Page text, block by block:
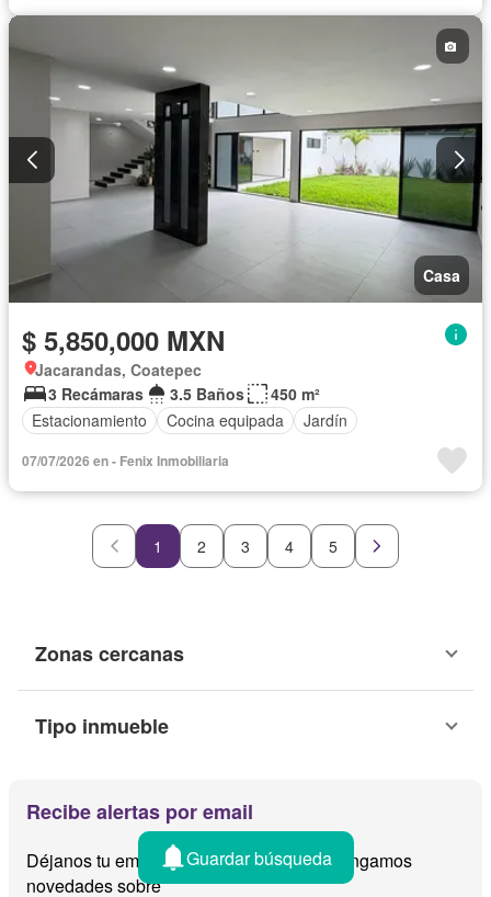
Casa
$ 5,850,000 MXN
Jacarandas, Coatepec
3 Recámaras
3.5 Baños
450 m²
Estacionamiento
Cocina equipada Jardín
07/07/2026 en - Fenix Inmobiliaria
1 2 3 4 5
Zonas cercanas
Tipo inmueble
Recibe alertas por email
Déjanos tu email y te avisamos cuando tengamos
novedades sobre
Guardar búsqueda